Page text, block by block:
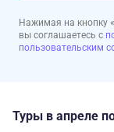
Нажимая на кнопку
вы соглашаетесь с
пользовательским
Туры в апреле